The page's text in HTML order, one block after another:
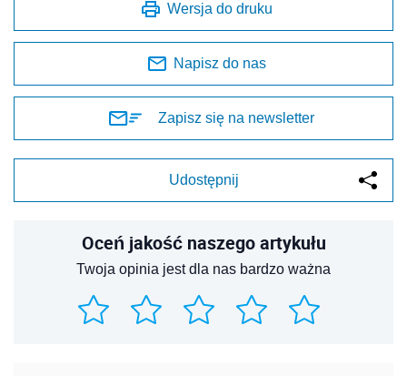
Wersja do druku
Napisz do nas
Zapisz się na newsletter
Udostępnij
Oceń jakość naszego artykułu
Twoja opinia jest dla nas bardzo ważna